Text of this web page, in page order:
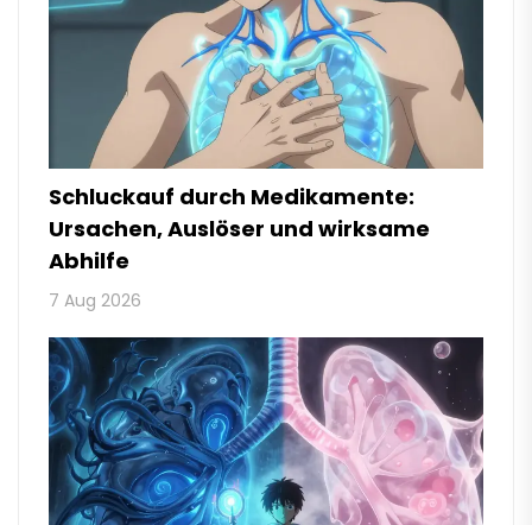
Schluckauf durch Medikamente:
Ursachen, Auslöser und wirksame
Abhilfe
7 Aug 2026